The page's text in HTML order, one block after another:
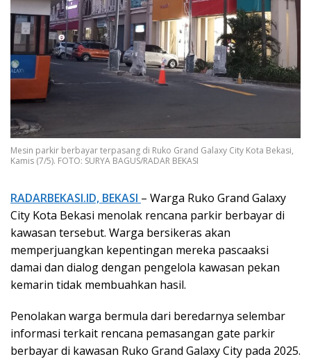
Mesin parkir berbayar terpasang di Ruko Grand Galaxy City Kota Bekasi,
Kamis (7/5). FOTO: SURYA BAGUS/RADAR BEKASI
RADARBEKASI.ID, BEKASI – Warga Ruko Grand Galaxy
City Kota Bekasi menolak rencana parkir berbayar di
kawasan tersebut. Warga bersikeras akan
memperjuangkan kepentingan mereka pascaaksi
damai dan dialog dengan pengelola kawasan pekan
kemarin tidak membuahkan hasil.
Penolakan warga bermula dari beredarnya selembar
informasi terkait rencana pemasangan gate parkir
berbayar di kawasan Ruko Grand Galaxy City pada 2025.